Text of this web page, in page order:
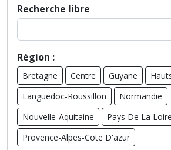
Recherche libre
Région :
Bretagne Centre Guyane
Languedoc-Roussillon
Normandie
Nouvelle-Aquitaine
Pays De La Loire
Provence-Alpes-Cote D'azur